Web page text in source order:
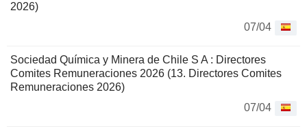
2026)
07/04
Sociedad Química y Minera de Chile S A : Directores
Comites Remuneraciones 2026 (13. Directores Comites
Remuneraciones 2026)
07/04